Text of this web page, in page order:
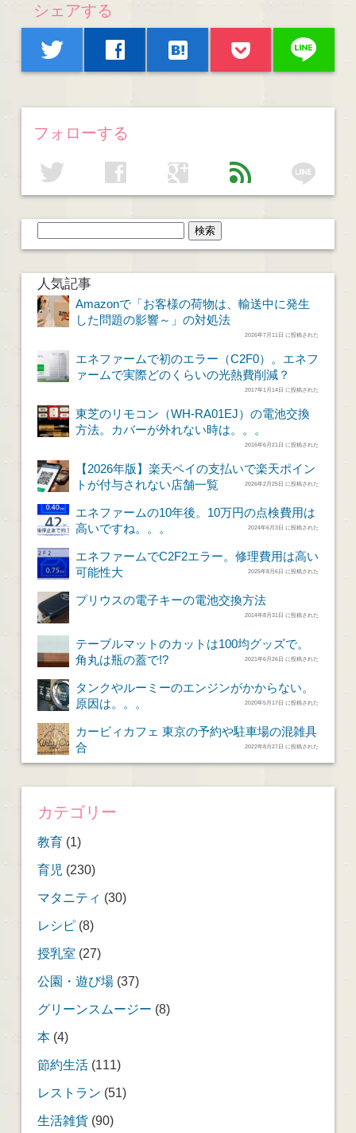
シェアする
twitter facebook hatenabookmark line
フォローする
twitter facebook google feed line
人気記事
Amazonで「お客様の荷物は、輸送中に発生
した問題の影響～」の対処法
2026年7月11日 に投稿された
エネファームで初のエラー（C2F0）。エネフ
ァームで実際どのくらいの光熱費削減？
2017年1月14日 に投稿された
東芝のリモコン（WH-RA01EJ）の電池交換
方法。カバーが外れない時は。。。
2016年6月21日 に投稿された
【2026年版】楽天ペイの支払いで楽天ポイン
トが付与されない店舗一覧
2026年2月25日 に投稿された
エネファームの10年後。10万円の点検費用は
高いですね。。。
2024年6月3日 に投稿された
エネファームでC2F2エラー。修理費用は高い
可能性大
2025年8月6日 に投稿された
プリウスの電子キーの電池交換方法
2014年8月31日 に投稿された
テーブルマットのカットは100均グッズで。
角丸は瓶の蓋で!?
2021年6月26日 に投稿された
タンクやルーミーのエンジンがかからない。
原因は。。。
2020年5月17日 に投稿された
カービィカフェ 東京の予約や駐車場の混雑具
合
2022年8月27日 に投稿された
カテゴリー
教育(1)
育児 (230)
マタニティ (30)
レシピ(8)
授乳室 (27)
公園・遊び場(37)
グリーンスムージー (8)
本(4)
節約生活(111)
レストラン (51)
生活雑貨(90)